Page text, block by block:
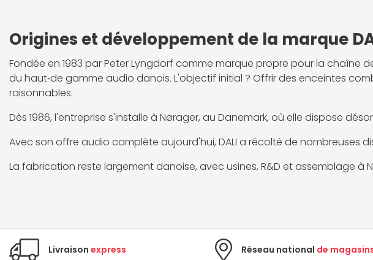
Origines et développement de la marque
Fondée en 1983 par Peter Lyngdorf comme marque propre pour la chaîne
du haut‑de gamme audio danois. L'objectif initial ? Offrir des enceintes
raisonnables.
Dès 1986, l'entreprise s'installe à Nørager, au Danemark, où elle dispose
Avec son offre audio complète aujourd'hui, DALI a récolté de nombreuses
La fabrication reste largement danoise, avec usines, R&D et assemblage
Livraison express Réseau national de